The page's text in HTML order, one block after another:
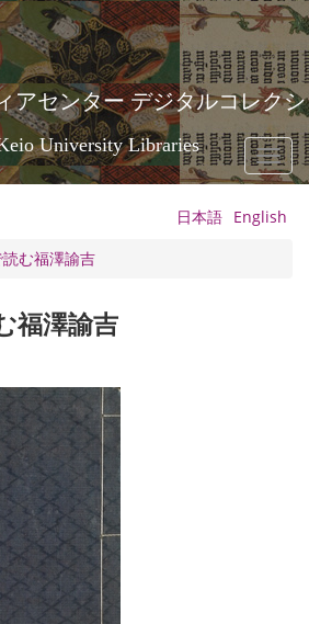
アセンター デジタルコレクシ
University Libraries
Toggle
日本語 English
む福澤諭吉
福澤諭吉